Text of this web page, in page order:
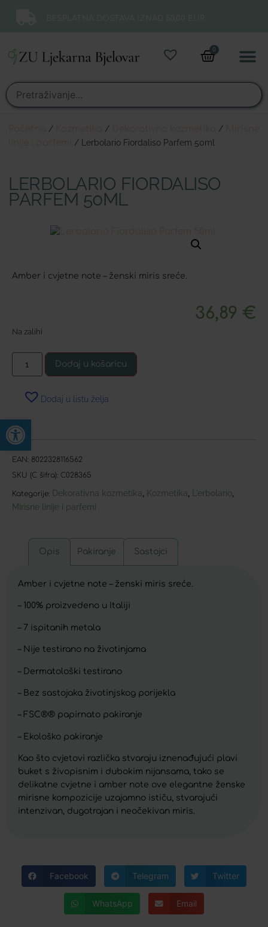
Open toolbar
0
/ / /
/ Lerbolario Fiordaliso Parfem 50ml
LERBOLARIO FIORDALISO
PARFEM 50ML
Amber i cvjetne note – ženski miris sreće.
36,89 €
Na zalihi
Dodaj u košaricu
Dodaj u listu želja
EAN: 8022328116562
SKU (C šifra): C028365
Kategorije: Dekorativna kozmetika Kozmetika L'erbolario
Mirisne linije i parfemi
Opis Pakiranje Sastojci
Amber i cvjetne note – ženski miris sreće.
– 100% proizvedeno u Italiji
– 7 ispitanih metala
– Nije testirano na životinjama
– Dermatološki testirano
– Bez sastojaka životinjskog porijekla
– FSC®® papirnato pakiranje
– Ekološko pakiranje
Kao što cvjetovi različka stvaraju iznenađujući plavi
buket s živopisnim i dubokim nijansama, tako se
delikatne cvjetne i amber note ove elegantne ženske
mirisne kompozicije uzajamno ističu, stvarajući
intenzivan, dugotrajan i neočekivan miris.
Facebook Telegram Twitter
WhatsApp Email